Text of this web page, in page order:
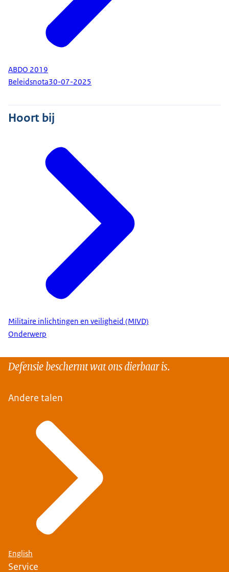
ABDO 2019
Beleidsnota30-07-2025
Hoort bij
Militaire inlichtingen en veiligheid (MIVD)
Onderwerp
Defensie beschermt wat ons dierbaar is.
Andere talen
English
Service